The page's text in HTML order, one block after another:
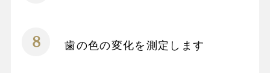
歯の色の変化を測定します